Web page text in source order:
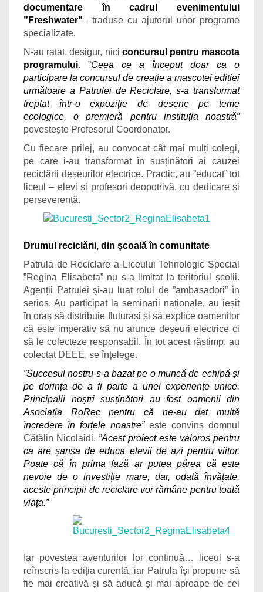
documentare în cadrul evenimentului
”Freshwater”– traduse cu ajutorul unor programe
specializate.
N-au ratat, desigur, nici concursul pentru mascota
programului. ”Ceea ce a început doar ca o
participare la concursul de creație a mascotei ediției
următoare a Patrulei de Reciclare, s-a transformat
treptat într-o expoziție de desene pe teme
ecologice, o premieră pentru instituția noastră”
povestește Profesorul Coordonator.
Cu fiecare prilej, au convocat cât mai mulți colegi,
pe care i-au transformat în susținători ai cauzei
reciclării deșeurilor electrice. Practic, au ”educat” tot
liceul – elevi și profesori deopotrivă, cu dedicare și
perseverență.
Drumul reciclării, din școală în comunitate
Patrula de Reciclare a Liceului Tehnologic Special
”Regina Elisabeta” nu s-a limitat la teritoriul școlii.
Agenții Patrulei și-au luat rolul de ”ambasadori” în
serios. Au participat la seminarii naționale, au ieșit
în oraș să distribuie fluturași și să explice oamenilor
că este imperativ să nu arunce deșeuri electrice ci
să le colecteze responsabil. În tot acest răstimp, au
colectat DEEE, se înțelege.
”Succesul nostru s-a bazat pe o muncă de echipă și
pe dorința de a fi parte a unei experiențe unice.
Principalii noștri susținători au fost oamenii din
Asociația RoRec pentru că ne-au dat multă
încredere în forțele noastre” este convins domnul
Cătălin Nicolaidi. ”Acest proiect este valoros pentru
ca are șansa de educa elevii de azi pentru viitor.
Poate că în prima fază ar putea părea că este
nevoie de o investiție mare, dar, odată învățate,
aceste principii de reciclare vor rămâne pentru toată
viața.”
Iar povestea aventurilor lor continuă… liceul s-a
reînscris la ediția curentă, iar Patrula își propune să
fie mai creativă și să aducă și mai aproape de cei